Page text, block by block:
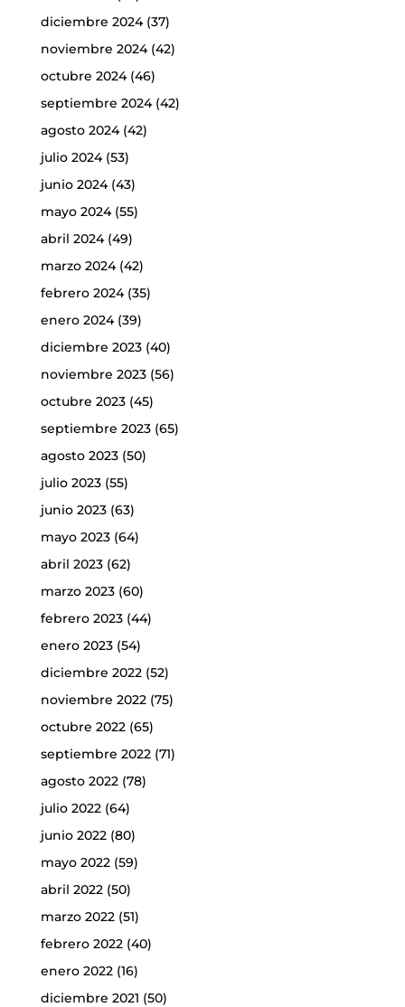
diciembre 2024(37)
noviembre 2024(42)
octubre 2024(46)
septiembre 2024(42)
agosto 2024(42)
julio 2024(53)
junio 2024(43)
mayo 2024(55)
abril 2024(49)
marzo 2024(42)
febrero 2024(35)
enero 2024(39)
diciembre 2023(40)
noviembre 2023(56)
octubre 2023(45)
septiembre 2023(65)
agosto 2023(50)
julio 2023(55)
junio 2023(63)
mayo 2023(64)
abril 2023(62)
marzo 2023(60)
febrero 2023(44)
enero 2023(54)
diciembre 2022(52)
noviembre 2022(75)
octubre 2022(65)
septiembre 2022(71)
agosto 2022(78)
julio 2022(64)
junio 2022(80)
mayo 2022(59)
abril 2022(50)
marzo 2022(51)
febrero 2022(40)
enero 2022(16)
diciembre 2021 (50)